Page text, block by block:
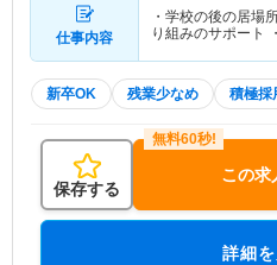
仕事内容
・学校の後の居場
り組みのサポート
新卒OK 残業少なめ 積極採
保存する
この求
詳細